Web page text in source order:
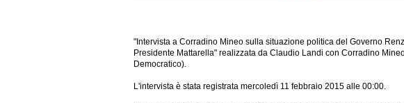
"Intervista a Corradino Mineo sulla situazione politica del Governo
Presidente Mattarella" realizzata da Claudio Landi con Corradino
Democratico).
L'intervista è stata registrata mercoledì 11 febbraio 2015 alle 00:00.